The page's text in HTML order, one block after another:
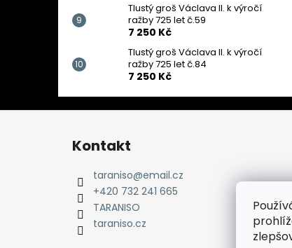
Tlustý groš Václava II. k výročí
ražby 725 let č.59
7 250 Kč
Tlustý groš Václava II. k výročí
ražby 725 let č.84
7 250 Kč
Z
Kontakt
taraniso@email.cz
+420 732 241 665
TARANISO
taraniso.cz